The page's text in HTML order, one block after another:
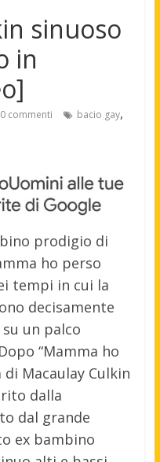
sinuoso
in
0 commenti bacio gay,
prodigio di
ho perso
tempi in cui la
decisamente
un palco
Dopo “Mamma ho
di Macaulay Culkin
dalla
dal grande
ex bambino